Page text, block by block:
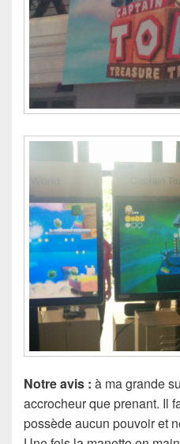
Notre avis : à ma grande
accrocheur que prenant. Il
possède aucun pouvoir et